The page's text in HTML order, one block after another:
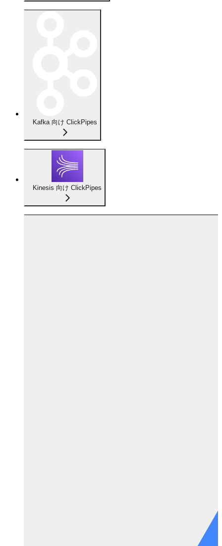
Kafka 向け ClickPipes
Kinesis 向け ClickPipes